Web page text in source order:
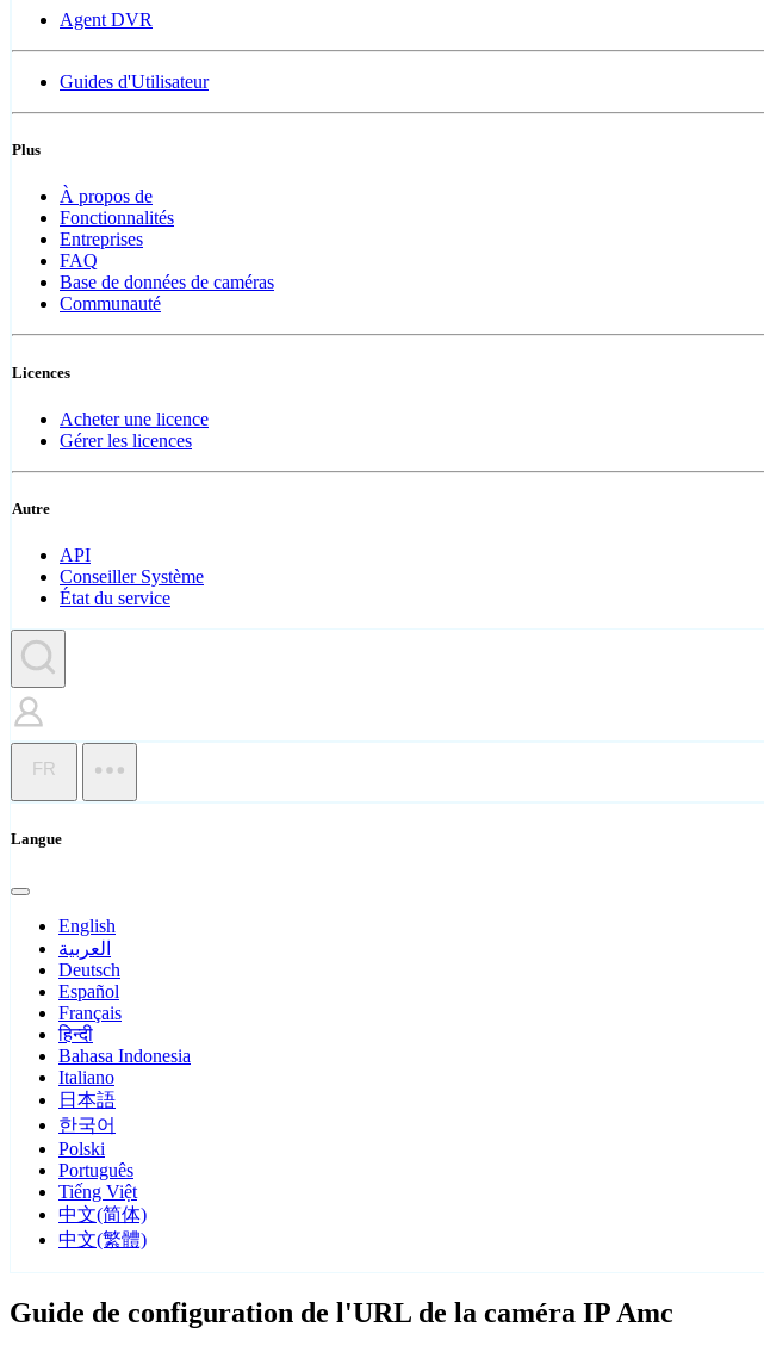
Agent DVR
Guides d'Utilisateur
Plus
À propos de
Fonctionnalités
Entreprises
FAQ
Base de données de caméras
Communauté
Licences
Acheter une licence
Gérer les licences
Autre
API
Conseiller Système
État du service
FR
Langue
English
العربية
Deutsch
Español
Français
हिन्दी
Bahasa Indonesia
Italiano
日本語
한국어
Polski
Português
Tiếng Việt
中文(简体)
中文(繁體)
Guide de configuration de l'URL de la caméra IP Amc